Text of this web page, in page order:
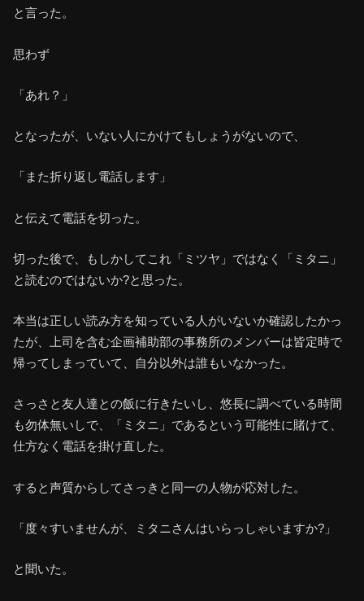
と言った。
思わず
「あれ？」
となったが、いない人にかけてもしょうがないので、
「また折り返し電話します」
と伝えて電話を切った。
切った後で、もしかしてこれ「ミツヤ」ではなく「ミタニ」
と読むのではないか?と思った。
本当は正しい読み方を知っている人がいないか確認したかっ
たが、上司を含む企画補助部の事務所のメンバーは皆定時で
帰ってしまっていて、自分以外は誰もいなかった。
さっさと友人達との飯に行きたいし、悠長に調べている時間
も勿体無いしで、「ミタニ」であるという可能性に賭けて、
仕方なく電話を掛け直した。
すると声質からしてさっきと同一の人物が応対した。
「度々すいませんが、ミタニさんはいらっしゃいますか?」
と聞いた。